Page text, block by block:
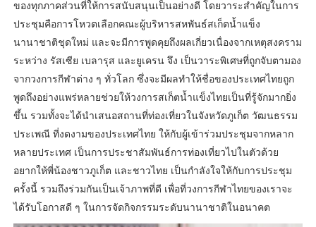
ของทุกภาคส่วนที่ให้การสนับสนุนเป็นอย่างดี โดยวาระสำคัญในการ
ประชุมคือการโหวตเลือกคณะผู้บริหารสหพันธ์สเก็ตน้ำแข็ง
นานาชาติชุดใหม่ และจะมีการพูดคุยถึงผลเกี่ยวเนื่องจากเหตุสงคราม
ระหว่าง รัสเซีย เบลารุส และยูเครน จึง เป็นวาระพิเศษที่ถูกจับตามอง
จากวงการกีฬาต่าง ๆ ทั่วโลก ซึ่งจะมีผลทำให้ชื่อของประเทศไทยถูก
พูดถึงอย่างแพร่หลายช่วยให้วงการสเก็ตน้ำแข็งไทยเป็นที่รู้จักมากยิ่ง
ขึ้น รวมทั้งจะได้นำเสนอสถานที่ท่องเที่ยวในจังหวัดภูเก็ต วัฒนธรรม
ประเพณี ที่งดงามของประเทศไทย ให้กับผู้เข้าร่วมประชุมจากหลาก
หลายประเทศ เป็นการประชาสัมพันธ์การท่องเที่ยวไปในตัวด้วย
อยากให้พี่น้องชาวภูเก็ต และชาวไทย เป็นกำลังใจให้กับการประชุม
ครั้งนี้ รวมถึงร่วมกันเป็นเจ้าภาพที่ดี เพื่อที่วงการกีฬาไทยของเราจะ
ได้รับโอกาสดี ๆ ในการจัดกิจกรรมระดับนานาชาติในอนาคต